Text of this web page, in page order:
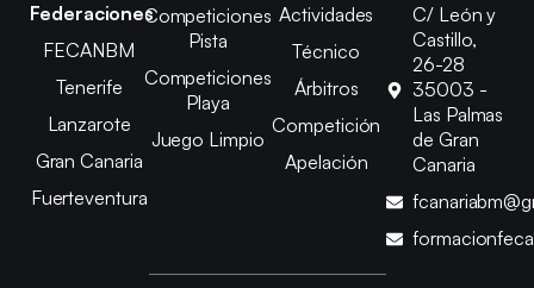
Federaciones
FECANBM
Tenerife
Lanzarote
Gran Canaria
Fuerteventura
Competiciones
Pista
Competiciones
Playa
Juego Limpio
Actividades
Técnico
Árbitros
Competición
Apelación
C/ León y
Castillo,
26-28
35003 -
Las Palmas
de Gran
Canaria